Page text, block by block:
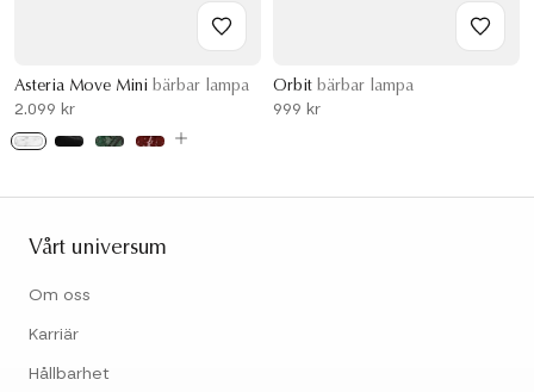
Asteria Move Mini bärbar lampa
2.099 kr
Orbit bärbar lampa
999 kr
Vårt universum
Om oss
Karriär
Hållbarhet